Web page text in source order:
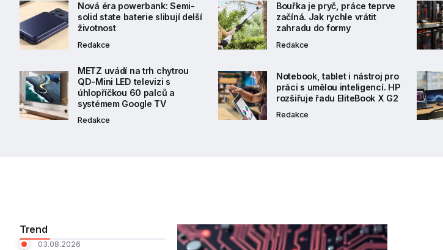
Nová éra powerbank: Semi-
solid state baterie slibují delší
životnost
Redakce
Bouřka je pryč, práce teprve
začíná. Jak rychle vrátit
zahradu do formy
Redakce
METZ uvádí na trh chytrou
QD-Mini LED televizi s
úhlopříčkou 60 palců a
systémem Google TV
Redakce
Notebook, tablet i nástroj pro
práci s umělou inteligencí. HP
rozšiřuje řadu EliteBook X G2
Redakce
Trend
03.08.2026